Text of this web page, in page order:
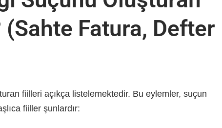
Fatura, Defter
fiilleri açıkça listelemektedir. Bu eylemler, suçun
fiiller şunlardır: